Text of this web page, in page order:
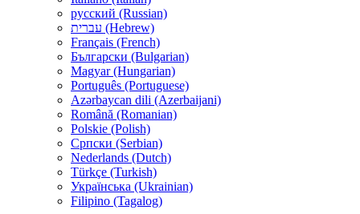
русский (Russian)
עברית (Hebrew)
Français (French)
Български (Bulgarian)
Magyar (Hungarian)
Português (Portuguese)
Azərbaycan dili (Azerbaijani)
Română (Romanian)
Polskie (Polish)
Српски (Serbian)
Nederlands (Dutch)
Türkçe (Turkish)
Українська (Ukrainian)
Filipino (Tagalog)